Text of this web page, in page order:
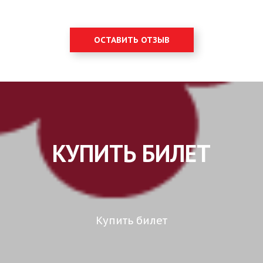
ОСТАВИТЬ ОТЗЫВ
КУПИТЬ БИЛЕТ
Купить билет